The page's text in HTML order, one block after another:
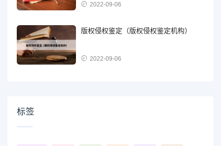
2022-09-06
版权侵权鉴定（版权侵权鉴定机构）
2022-09-06
标签